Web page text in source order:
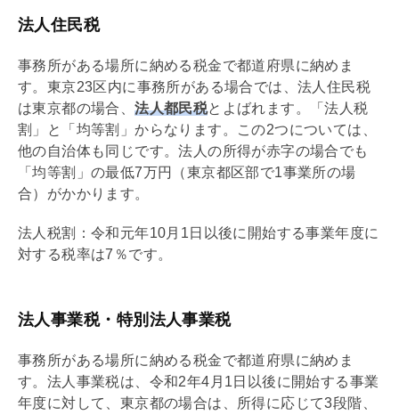
法人住民税
事務所がある場所に納める税金で都道府県に納めま
す。東京23区内に事務所がある場合では、法人住民税
は東京都の場合、法人都民税とよばれます。「法人税
割」と「均等割」からなります。この2つについては、
他の自治体も同じです。法人の所得が赤字の場合でも
「均等割」の最低7万円（東京都区部で1事業所の場
合）がかかります。
法人税割：令和元年10月1日以後に開始する事業年度に
対する税率は7％です。
法人事業税・特別法人事業税
事務所がある場所に納める税金で都道府県に納めま
す。法人事業税は、令和2年4月1日以後に開始する事業
年度に対して、東京都の場合は、所得に応じて3段階、